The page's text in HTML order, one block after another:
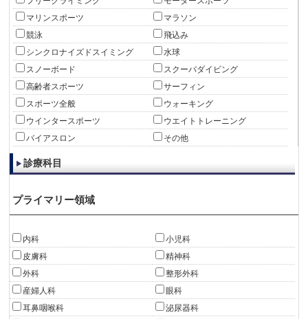
マリンスポーツ
マラソン
競泳
飛込み
シンクロナイズドスイミング
水球
スノーボード
スクーバダイビング
高齢者スポーツ
サーフィン
スポーツ全般
ウォーキング
ウインタースポーツ
ウエイトトレーニング
バイアスロン
その他
診療科目
プライマリー領域
内科
小児科
皮膚科
精神科
外科
整形外科
産婦人科
眼科
耳鼻咽喉科
泌尿器科